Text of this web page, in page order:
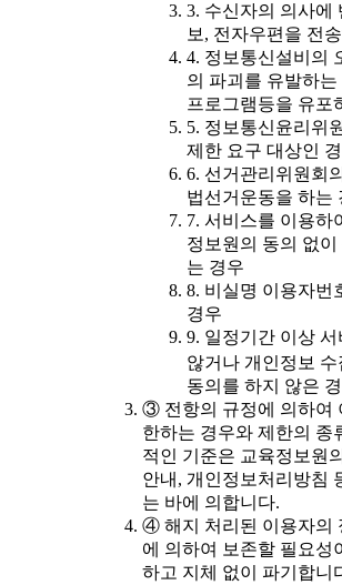
3. 수신자의 의사에
보, 전자우편을 전
4. 정보통신설비의
의 파괴를 유발하
프로그램등을 유포
5. 정보통신윤리위
제한 요구 대상인
6. 선거관리위원회
법선거운동을 하는
7. 서비스를 이용하
정보원의 동의 없
는 경우
8. 비실명 이용자번
경우
9. 일정기간 이상 서
않거나 개인정보
동의를 하지 않은
③ 전항의 규정에 의하여
한하는 경우와 제한의 종
적인 기준은 교육정보원
안내, 개인정보처리방침
는 바에 의합니다.
④ 해지 처리된 이용자의
에 의하여 보존할 필요성
하고 지체 없이 파기합니